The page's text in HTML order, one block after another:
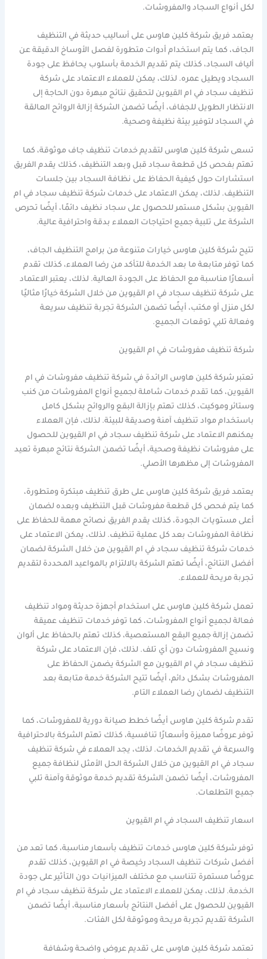
لكل أنواع السجاد والمفروشات.
يعتمد فريق شركة كلين هاوس على أساليب حديثة في التنظيف
الجاف، كما يتم استخدام أدوات متطورة لفصل الأوساخ الدقيقة عن
ألياف السجاد، كذلك يتم تقديم الخدمة بأسلوب يحافظ على جودة
السجاد ويطيل عمره. لذلك، يمكن للعملاء الاعتماد على شركة
تنظيف سجاد في ام القيوين لتحقيق نتائج مبهرة دون الحاجة إلى
الانتظار الطويل للجفاف، أيضًا تضمن الشركة إزالة الروائح العالقة
في السجاد لتوفير بيئة نظيفة وصحية.
تسعى شركة كلين هاوس لتقديم خدمات تنظيف جاف موثوقة، كما
تهتم بفحص كل قطعة سجاد قبل وبعد التنظيف، كذلك يقدم الفريق
استشارات حول كيفية الحفاظ على نظافة السجاد بين جلسات
التنظيف. لذلك، يمكن الاعتماد على خدمات شركة تنظيف سجاد في ام
القيوين بشكل مستمر للحصول على سجاد نظيف دائمًا، أيضًا تحرص
الشركة على تلبية جميع احتياجات العملاء بدقة واحترافية عالية.
تتيح شركة كلين هاوس خيارات متنوعة من برامج التنظيف الجاف،
كما توفر متابعة ما بعد الخدمة للتأكد من رضا العملاء، كذلك تقدم
أسعارًا مناسبة مع الحفاظ على الجودة العالية. لذلك، يعتبر الاعتماد
على شركة تنظيف سجاد في ام القيوين من خلال الشركة خيارًا مثاليًا
لكل منزل أو مكتب، أيضًا تضمن الشركة تجربة تنظيف سريعة
وفعالة تلبي توقعات الجميع.
شركة تنظيف مفروشات في ام القيوين
تعتبر شركة كلين هاوس الرائدة في شركة تنظيف مفروشات في ام
القيوين، كما تقدم خدمات شاملة لجميع أنواع المفروشات من كنب
وستائر وموكيت، كذلك تهتم بإزالة البقع والروائح بشكل كامل
باستخدام مواد تنظيف آمنة وصديقة للبيئة. لذلك، فإن العملاء
يمكنهم الاعتماد على شركة تنظيف سجاد في ام القيوين للحصول
على مفروشات نظيفة وصحية، أيضًا تضمن الشركة نتائج مبهرة تعيد
المفروشات إلى مظهرها الأصلي.
يعتمد فريق شركة كلين هاوس على طرق تنظيف مبتكرة ومتطورة،
كما يتم فحص كل قطعة مفروشات قبل التنظيف وبعده لضمان
أعلى مستويات الجودة، كذلك يقدم الفريق نصائح مهمة للحفاظ على
نظافة المفروشات بعد كل عملية تنظيف. لذلك، يمكن الاعتماد على
خدمات شركة تنظيف سجاد في ام القيوين من خلال الشركة لضمان
أفضل النتائج، أيضًا تهتم الشركة بالالتزام بالمواعيد المحددة لتقديم
تجربة مريحة للعملاء.
تعمل شركة كلين هاوس على استخدام أجهزة حديثة ومواد تنظيف
فعالة لجميع أنواع المفروشات، كما توفر خدمات تنظيف عميقة
تضمن إزالة جميع البقع المستعصية، كذلك تهتم بالحفاظ على ألوان
ونسيج المفروشات دون أي تلف. لذلك، فإن الاعتماد على شركة
تنظيف سجاد في ام القيوين مع الشركة يضمن الحفاظ على
المفروشات بشكل دائم، أيضًا تتيح الشركة خدمة متابعة بعد
التنظيف لضمان رضا العملاء التام.
تقدم شركة كلين هاوس أيضًا خطط صيانة دورية للمفروشات، كما
توفر عروضًا مميزة وأسعارًا تنافسية، كذلك تهتم الشركة بالاحترافية
والسرعة في تقديم الخدمات. لذلك، يجد العملاء في شركة تنظيف
سجاد في ام القيوين من خلال الشركة الحل الأمثل لنظافة جميع
المفروشات، أيضًا تضمن الشركة تقديم خدمة موثوقة وآمنة تلبي
جميع التطلعات.
اسعار تنظيف السجاد في ام القيوين
توفر شركة كلين هاوس خدمات تنظيف بأسعار مناسبة، كما تعد من
أفضل شركات تنظيف السجاد رخيصة في ام القيوين، كذلك تقدم
عروضًا مستمرة تتناسب مع مختلف الميزانيات دون التأثير على جودة
الخدمة. لذلك، يمكن للعملاء الاعتماد على شركة تنظيف سجاد في ام
القيوين للحصول على أفضل النتائج بأسعار مناسبة، أيضًا تضمن
الشركة تقديم تجربة مريحة وموثوقة لكل الفئات.
تعتمد شركة كلين هاوس على تقديم عروض واضحة وشفافة